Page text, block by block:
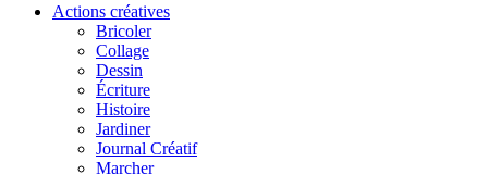
Actions créatives
Bricoler
Collage
Dessin
Écriture
Histoire
Jardiner
Journal Créatif
Marcher